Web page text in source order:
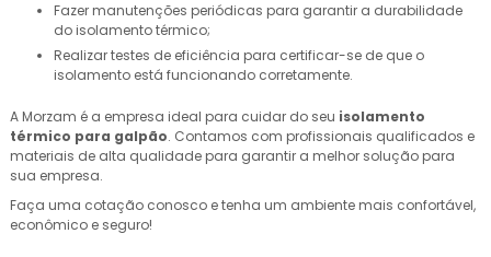
Fazer manutenções periódicas para garantir a durabilidade
do isolamento térmico;
Realizar testes de eficiência para certificar-se de que o
isolamento está funcionando corretamente.
A Morzam é a empresa ideal para cuidar do seu isolamento
térmico para galpão. Contamos com profissionais qualificados e
materiais de alta qualidade para garantir a melhor solução para
sua empresa.
Faça uma cotação conosco e tenha um ambiente mais confortável,
econômico e seguro!